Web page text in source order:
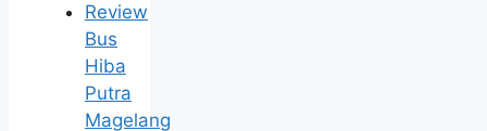
Review
Bus
Hiba
Putra
Magelang